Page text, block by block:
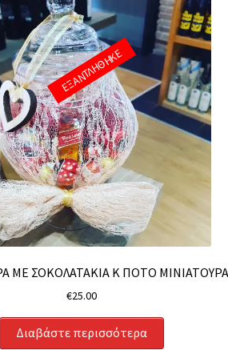
ΜΕ ΣΟΚΟΛΑΤΑΚΙΑ Κ ΠΟΤΟ
€25.00
Διαβάστε περισσότερα
ΕΞΑΝΤΛΗΘΗΚΕ